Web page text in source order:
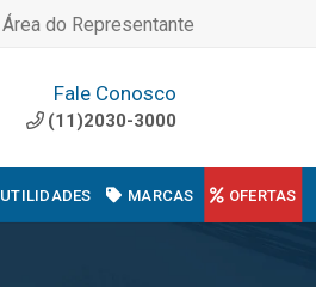
Área do Representante
Fale Conosco
(11)2030-3000
UTILIDADES MARCAS OFERTAS